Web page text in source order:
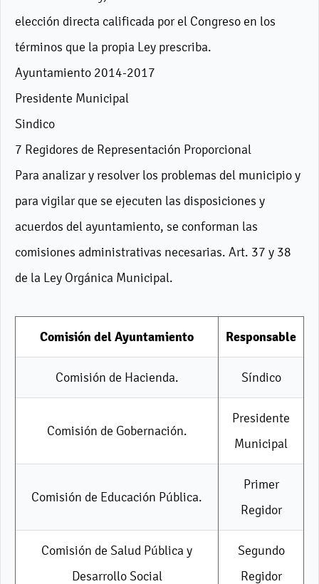
elección directa calificada por el Congreso en los
términos que la propia Ley prescriba.
Ayuntamiento 2014-2017
Presidente Municipal
Sindico
7 Regidores de Representación Proporcional
Para analizar y resolver los problemas del municipio y
para vigilar que se ejecuten las disposiciones y
acuerdos del ayuntamiento, se conforman las
comisiones administrativas necesarias. Art. 37 y 38
de la Ley Orgánica Municipal.
Comisión del Ayuntamiento Responsable
Comisión de Hacienda. Síndico
Comisión de Gobernación.
Presidente
Municipal
Comisión de Educación Pública.
Primer
Regidor
Comisión de Salud Pública y
Desarrollo Social
Segundo
Regidor